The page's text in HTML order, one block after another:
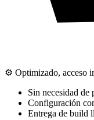
⚙️ Optimizado, acceso
Sin necesidad de
Configuración
Entrega de build